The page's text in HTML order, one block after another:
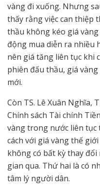
vàng đi xuống. Nhưng
thấy rằng việc can thiệp
thầu không kéo giá
động mua diễn ra nhiều
nên giá tăng liên tục khi
phiên đấu thầu, giá
mới.
Còn TS. Lê Xuân Nghĩa,
Chính sách Tài chính
vàng trong nước liên
cách với giá vàng thế
không có bất kỳ thay
gian qua. Thứ hai là có
tâm lý người dân.